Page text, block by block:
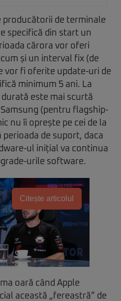
producătorii de terminale
specifică din start un
cărora vor oferi
și un interval fix (de
vor fi oferite update-uri de
minimum 5 ani. La
este mai scurtă
(pentru flagship-
nu îi oprește pe cei de la
perioada de suport, daca
ul inițial va continua
urile software.
Citește articolul
oară când Apple
această „fereastră” de